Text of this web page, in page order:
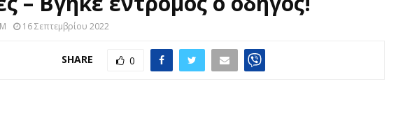
16 Σεπτεμβρίου 2022
SHARE 0